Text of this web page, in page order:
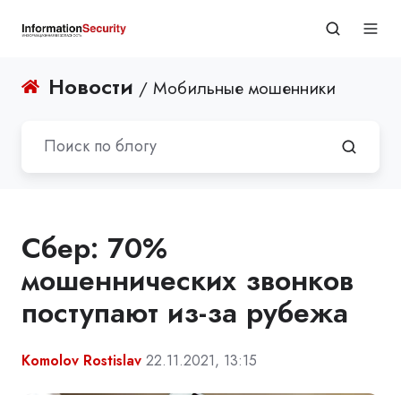
Новости / Мобильные мошенники
Сбер: 70%
мошеннических звонков
поступают из-за рубежа
Komolov Rostislav 22.11.2021, 13:15